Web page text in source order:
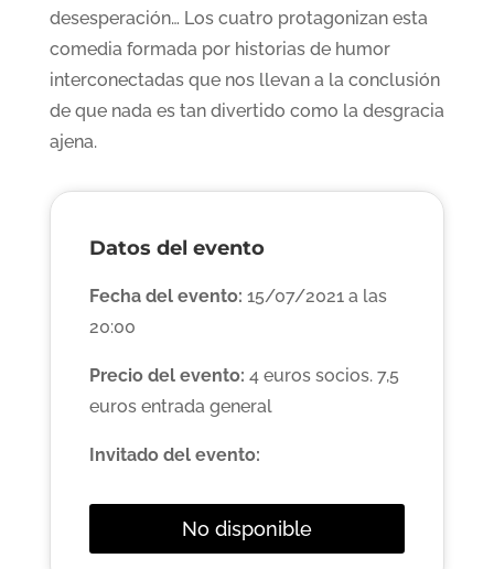
desesperación… Los cuatro protagonizan esta
comedia formada por historias de humor
interconectadas que nos llevan a la conclusión
de que nada es tan divertido como la desgracia
ajena.
Datos del evento
Fecha del evento: 15/07/2021 a las
20:00
Precio del evento: 4 euros socios. 7,5
euros entrada general
Invitado del evento:
No disponible